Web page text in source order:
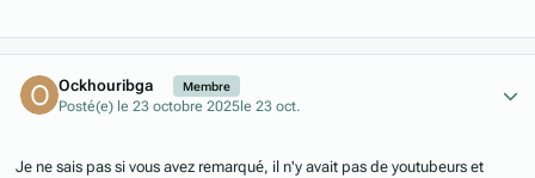
Ockhouribga Membre
Posté(e) le 23 octobre 2025 le 23 oct.
Je ne sais pas si vous avez remarqué, il n'y avait pas de youtubeurs et